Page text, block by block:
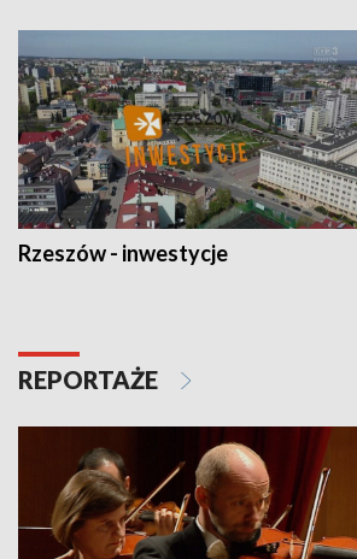
Rzeszów - inwestycje
REPORTAŻE